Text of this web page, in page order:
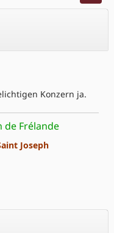
Konzern ja.
de Frélande
Joseph